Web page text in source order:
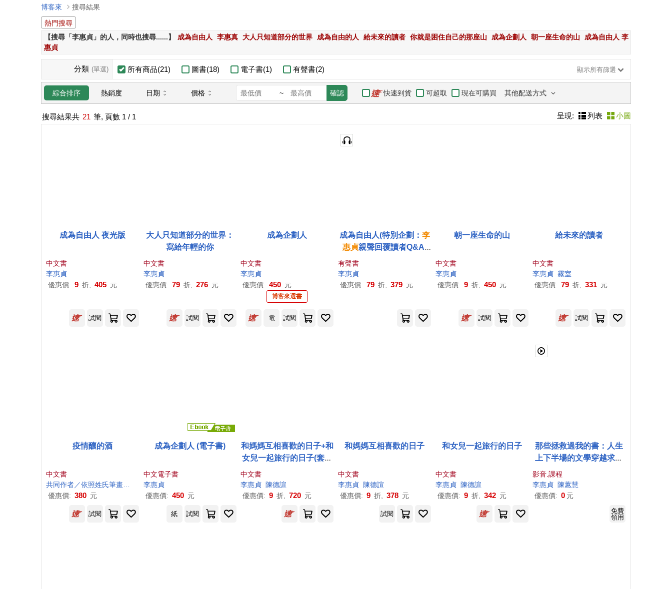
博客來
搜尋結果
熱門搜尋
【搜尋「李惠貞」的人，同時也搜尋......】
成為自由人 李惠真 大人只知道部分的世界 成為自由的人 給未來的讀者 你就是困住自己的那座山 成為企劃人 朝一座生命的山
成為自由人 李
惠貞
分類 (單選) 所有商品(21) 圖書(18) 電子書(1) 有聲書(2) 顯示所有篩選
綜合排序 熱銷度 日期 價格 ~ 確認 快速到貨 可超取 現在可購買 其他配送方式
搜尋結果共 21 筆, 頁數 1 / 1 呈現: 列表 小圖
成為自由人 夜光版
中文書
李惠貞
優惠價: 9 折, 405 元
大人只知道部分的世界：
寫給年輕的你
中文書
李惠貞
優惠價: 79 折, 276 元
成為企劃人
中文書
李惠貞
優惠價: 450 元
博客來選書
成為自由人(特別企劃： 李
惠貞親聲回覆讀者Q&A)
有聲書
李惠貞
優惠價: 79 折, 379 元
朝一座生命的山
中文書
李惠貞
優惠價: 9 折, 450 元
給未來的讀者
中文書
李惠貞 霧室
優惠價: 79 折, 331 元
試閱 試閱 電 試閱 試閱 試閱
疫情釀的酒
中文書
李啟誠、李惠
、宋弘懋、林彥廷、林彥汝、林小杯、吳駿凌、吳小枚、洪毓穗、莊逸軒、高耀威、陳芃諭、莘堯、陳秀蘭、陳冠宇、
優惠價: 380 元
成為企劃人 (電子書)
中文電子書
李惠貞
優惠價: 450 元
和媽媽互相喜歡的日子+和
女兒一起旅行的日子(套書
中文書
李惠貞
陳德諠
優惠價: 9 折, 720 元
和媽媽互相喜歡的日子
中文書
李惠貞
陳德諠
優惠價: 9 折, 378 元
和女兒一起旅行的日子
中文書
李惠貞
陳德諠
優惠價: 9 折, 342 元
那些拯救過我的書：人生
上下半場的文學穿越求生
指南【博客來大講堂03】
(影片)
影音.課程
李惠貞
陳蕙慧
優惠價: 0 元
試閱 紙 試閱 試閱
免費
領用